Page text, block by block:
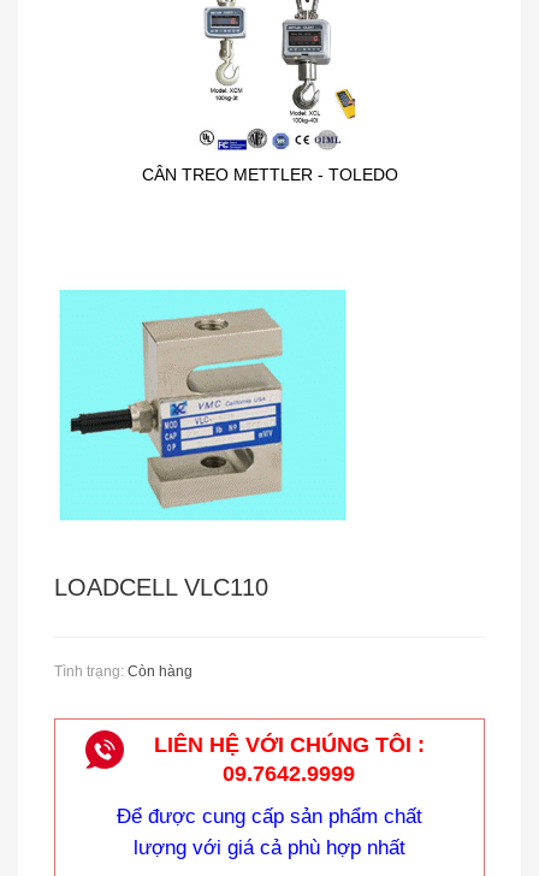
CÂN TREO METTLER - TOLEDO
Cân Treo Điện Tử OCS
CÂN TREO ĐIỆN TỬ HÀN QUỐC
LOADCELL VLC110
Tình trạng: Còn hàng
LIÊN HỆ VỚI CHÚNG TÔI :
09.7642.9999
Để được cung cấp sản phẩm chất
lượng với giá cả phù hợp nhất